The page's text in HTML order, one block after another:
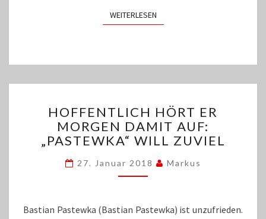
WEITERLESENWEITERLESEN
HÖRT
ER
MORGEN
AUF:
„PASTEWKA“
ZUVIEL
HOFFENTLICH HÖRT ER
MORGEN DAMIT AUF:
„PASTEWKA“ WILL ZUVIEL
27. Januar 2018 Markus
Bastian Pastewka (Bastian Pastewka) ist unzufrieden.